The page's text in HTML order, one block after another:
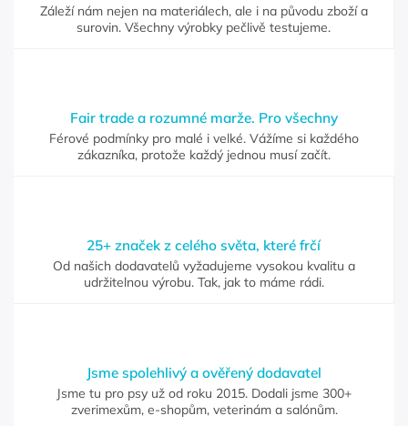
Záleží nám nejen na materiálech, ale i na původu zboží a
surovin. Všechny výrobky pečlivě testujeme.
Fair trade a rozumné marže. Pro všechny
Férové podmínky pro malé i velké. Vážíme si každého
zákazníka, protože každý jednou musí začít.
25+ značek z celého světa, které frčí
Od našich dodavatelů vyžadujeme vysokou kvalitu a
udržitelnou výrobu. Tak, jak to máme rádi.
Jsme spolehlivý a ověřený dodavatel
Jsme tu pro psy už od roku 2015. Dodali jsme 300+
zverimexům, e-shopům, veterinám a salónům.